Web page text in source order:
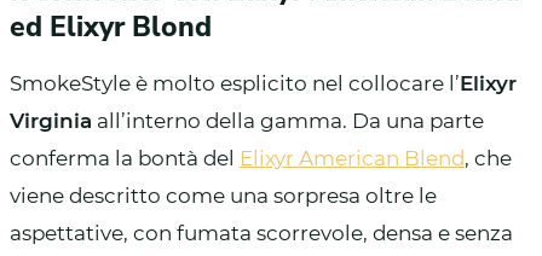
ed Elixyr Blond
SmokeStyle è molto esplicito nel collocare l’Elixyr
Virginia all’interno della gamma. Da una parte
conferma la bontà del Elixyr American Blend, che
viene descritto come una sorpresa oltre le
aspettative, con fumata scorrevole, densa e senza